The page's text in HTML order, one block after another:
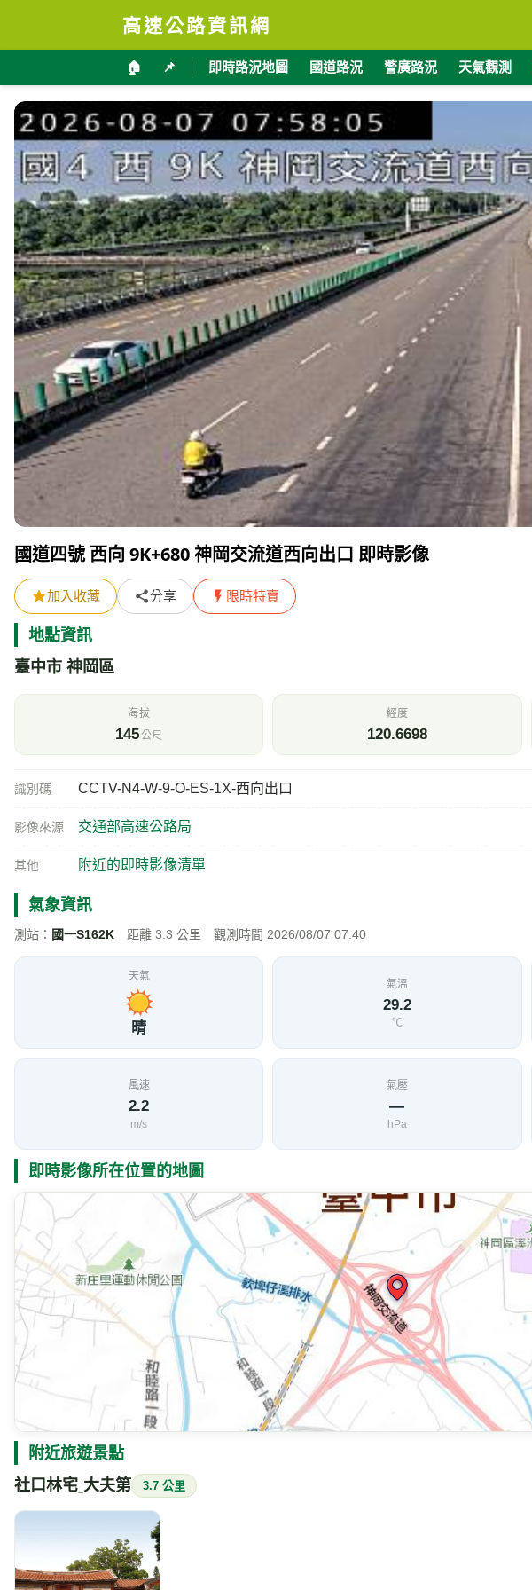
高速公路資訊網
🏠 📌 即時路況地圖 國道路況 警廣路況 天氣觀測
國道四號 西向 9K+680 神岡交流道西向出口 即時影像
加入收藏 分享 限時特賣
地點資訊
臺中市 神岡區
海拔
145公尺
經度
120.6698
識別碼 CCTV-N4-W-9-O-ES-1X-西向出口
影像來源 交通部高速公路局
其他 附近的即時影像清單
氣象資訊
測站： 國一S162K 距離 3.3 公里 觀測時間 2026/08/07 07:40
天氣
晴
氣溫
29.2
℃
風速
2.2
m/s
氣壓
—
hPa
即時影像所在位置的地圖
附近旅遊景點
社口林宅ˍ大夫第 3.7 公里